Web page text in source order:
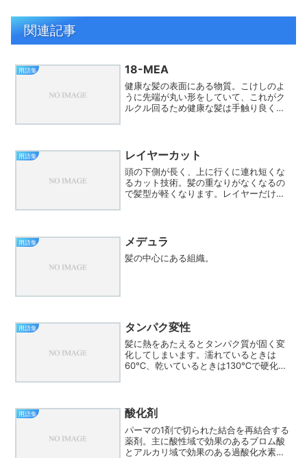
関連記事
用語集 18-MEA
健康な髪の表面にある物質。こけしのよ
うに先端が丸い形をしていて、これがク
ルクル回るため健康な髪は手触り良くサ
用語集 レイヤーカット
頭の下側が長く、上に行くに連れ短くな
るカット技術。髪の重なりがなくなるの
で髪型が軽くなります。レイヤーだけで
用語集 メデュラ
髪の中心にある組織。
用語集 タンパク変性
髪に熱をあたえるとタンパク質が固く変
化してしまいます。濡れているときは
60℃、乾いているときは130℃で硬化し
用語集 酸化剤
パーマの1剤で切られた結合を再結合する
薬剤。主に酸性域で効果のあるブロム酸
とアルカリ域で効果のある過酸化水素が